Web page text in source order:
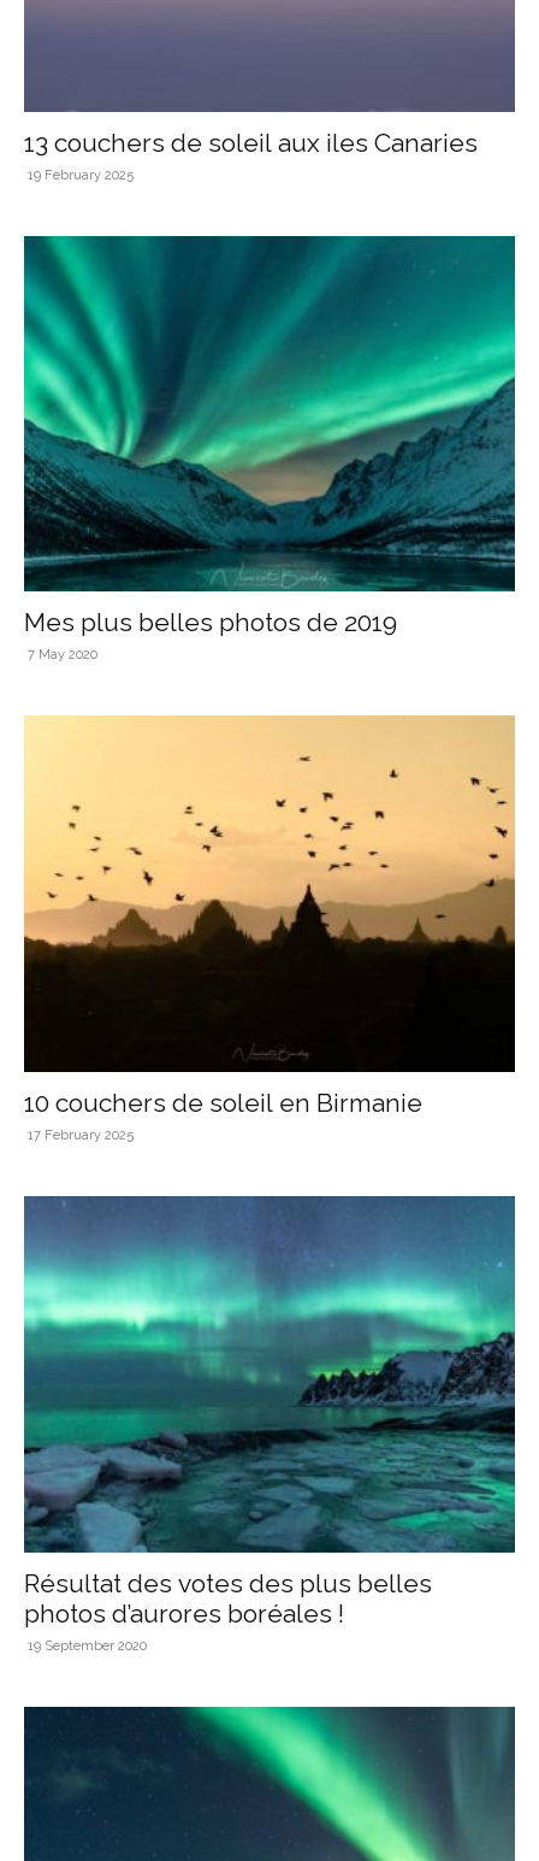
13 couchers de soleil aux iles Canaries
19 February 2025
Mes plus belles photos de 2019
7 May 2020
10 couchers de soleil en Birmanie
17 February 2025
Résultat des votes des plus belles
photos d’aurores boréales !
19 September 2020